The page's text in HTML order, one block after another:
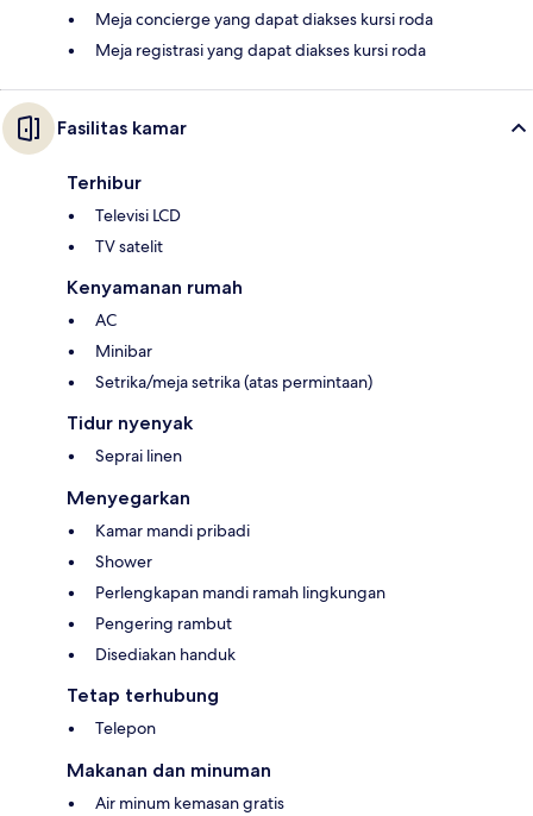
Meja concierge yang dapat diakses kursi roda
Meja registrasi yang dapat diakses kursi roda
Fasilitas kamar
Terhibur
Televisi LCD
TV satelit
Kenyamanan rumah
AC
Minibar
Setrika/meja setrika (atas permintaan)
Tidur nyenyak
Seprai linen
Menyegarkan
Kamar mandi pribadi
Shower
Perlengkapan mandi ramah lingkungan
Pengering rambut
Disediakan handuk
Tetap terhubung
Telepon
Makanan dan minuman
Air minum kemasan gratis